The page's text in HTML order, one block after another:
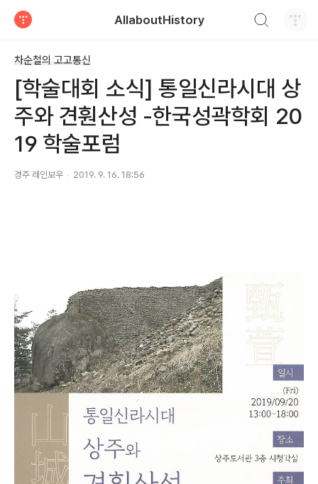
AllaboutHistory
차순철의 고고통신
[학술대회 소식] 통일신라시대 상
주와 견훤산성 -한국성곽학회 20
19 학술포럼
경주 레인보우 2019. 9. 16. 18:56